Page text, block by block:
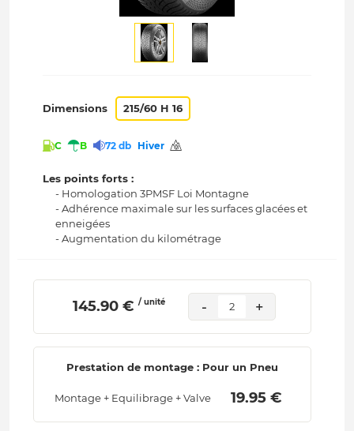
Dimensions 215/60 H 16
C B 72 db Hiver
Les points forts :
- Homologation 3PMSF Loi Montagne
- Adhérence maximale sur les surfaces glacées et
enneigées
- Augmentation du kilométrage
145.90 € / unité - 2 +
Prestation de montage : Pour un Pneu
Montage + Equilibrage + Valve 19.95 €